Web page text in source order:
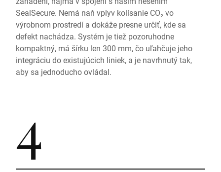
SealSecure. Nemá naň vplyv kolísanie CO₂ vo
výrobnom prostredí a dokáže presne určiť, kde sa
defekt nachádza. Systém je tiež pozoruhodne
kompaktný, má šírku len 300 mm, čo uľahčuje jeho
integráciu do existujúcich liniek, a je navrhnutý tak,
aby sa jednoducho ovládal.
4